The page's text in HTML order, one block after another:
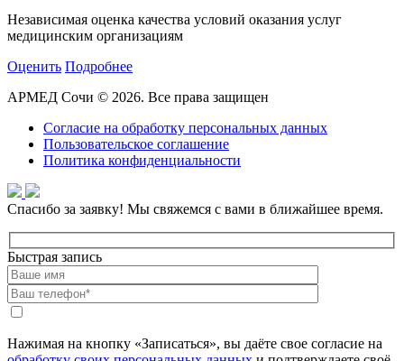
Независимая оценка качества условий оказания услуг
медицинским организациям
Оценить Подробнее
АРМЕД Сочи © 2026. Все права защищен
Согласие на обработку персональных данных
Пользовательское соглашение
Политика конфиденциальности
Спасибо за заявку! Мы свяжемся с вами в ближайшее время.
Быстрая запись
Нажимая на кнопку «Записаться», вы даёте свое согласие на